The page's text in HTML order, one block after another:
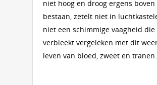
niet hoog en droog ergens boven
bestaan, zetelt niet in
niet een schimmige vaagheid die
verbleekt vergeleken met dit
leven van bloed, zweet en tranen.